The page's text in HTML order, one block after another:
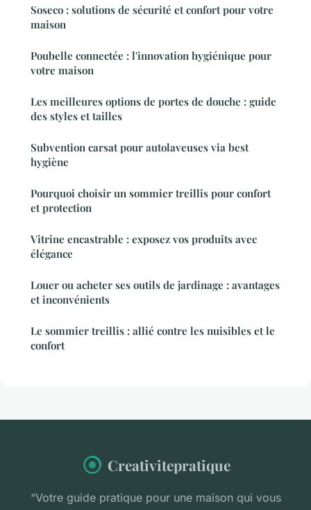
Soseco : solutions de sécurité et confort pour votre
maison
Poubelle connectée : l'innovation hygiénique pour
votre maison
Les meilleures options de portes de douche : guide
des styles et tailles
Subvention carsat pour autolaveuses via best
hygiène
Pourquoi choisir un sommier treillis pour confort
et protection
Vitrine encastrable : exposez vos produits avec
élégance
Louer ou acheter ses outils de jardinage : avantages
et inconvénients
Le sommier treillis : allié contre les nuisibles et le
confort
Creativitepratique
“Votre guide pratique pour une maison qui vous